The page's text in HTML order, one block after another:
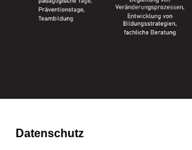
Datenschutz